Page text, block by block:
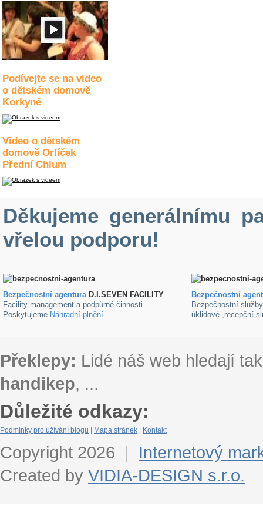
Podívejte se na video
o dětském domově
Korkyně
Video o dětském
domově Orlíček
Přední Chlum
Děkujeme generálnímu
vřelou podporu!
Bezpečnostní agenturaD.I.SEVEN FACILITY
Facility management a podpůrné činnosti.
Poskytujeme Náhradní plnění.
Bezpečnostní
Bezpečnostní
úklidové ,recepční
Překlepy: Lidé náš web hledají
handikep, ...
Důležité odkazy:
Podmínky pro užívání blogu Mapa stránek Kontakt
Copyright 2026 |
Internetový
Created by VIDIA-DESIGN s.r.o.